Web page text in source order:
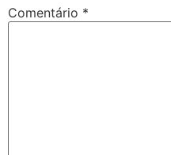
Comentário *